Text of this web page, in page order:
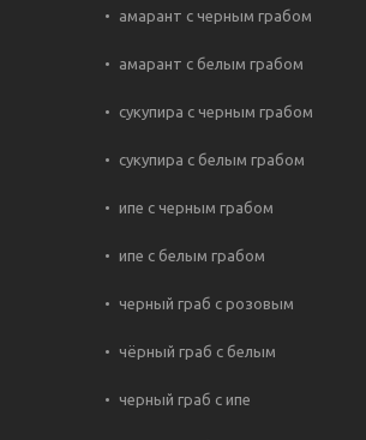
амарант с черным грабом
амарант с белым грабом
сукупира с черным грабом
сукупира с белым грабом
ипе с черным грабом
ипе с белым грабом
черный граб с розовым
чёрный граб с белым
черный граб с ипе